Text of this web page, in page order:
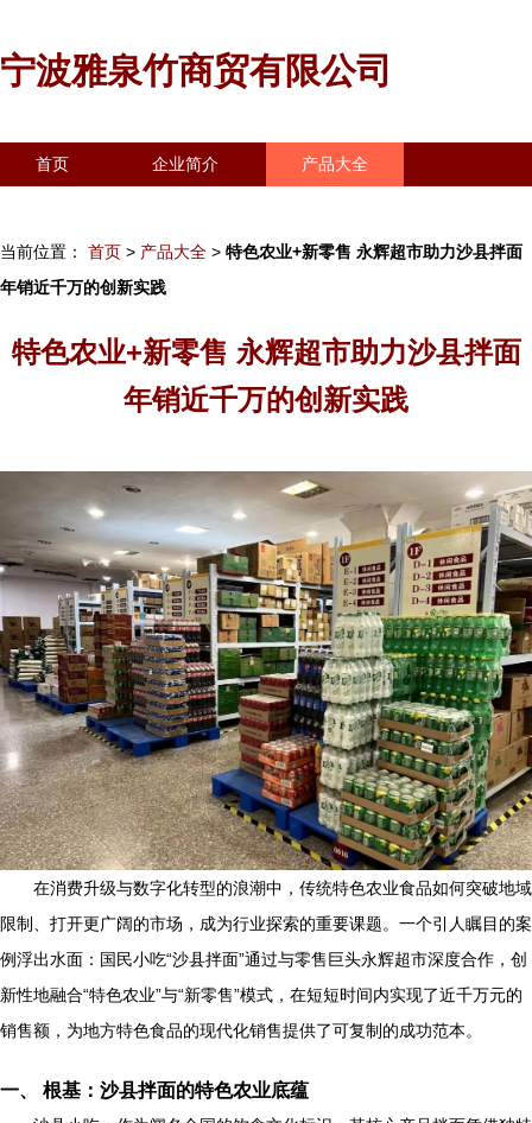
宁波雅泉竹商贸有限公司
首页 企业简介 产品大全
当前位置： 首页 > 产品大全 > 特色农业+新零售 永辉超市助力沙县拌面
年销近千万的创新实践
特色农业+新零售 永辉超市助力沙县拌面
年销近千万的创新实践
在消费升级与数字化转型的浪潮中，传统特色农业食品如何突破地域
限制、打开更广阔的市场，成为行业探索的重要课题。一个引人瞩目的案
例浮出水面：国民小吃“沙县拌面”通过与零售巨头永辉超市深度合作，创
新性地融合“特色农业”与“新零售”模式，在短短时间内实现了近千万元的
销售额，为地方特色食品的现代化销售提供了可复制的成功范本。
一、 根基：沙县拌面的特色农业底蕴